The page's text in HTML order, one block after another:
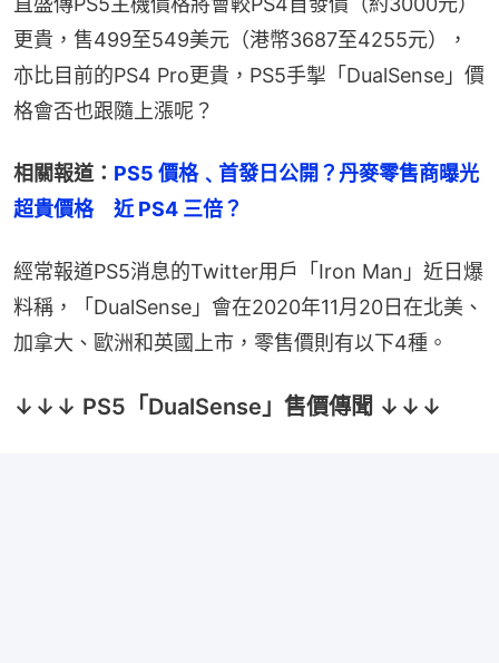
更貴，售499至549美元（港幣3687至4255元），
亦比目前的PS4 Pro更貴，PS5手掣「DualSense」價
格會否也跟隨上漲呢？
相關報道： PS5 價格﹑首發日公開？丹麥零售商曝光
超貴價格　近 PS4 三倍？
經常報道PS5消息的Twitter用戶「Iron Man」近日爆
料稱，「DualSense」會在2020年11月20日在北美、
加拿大、歐洲和英國上市，零售價則有以下4種。
↓↓↓ PS5「DualSense」售價傳聞 ↓↓↓